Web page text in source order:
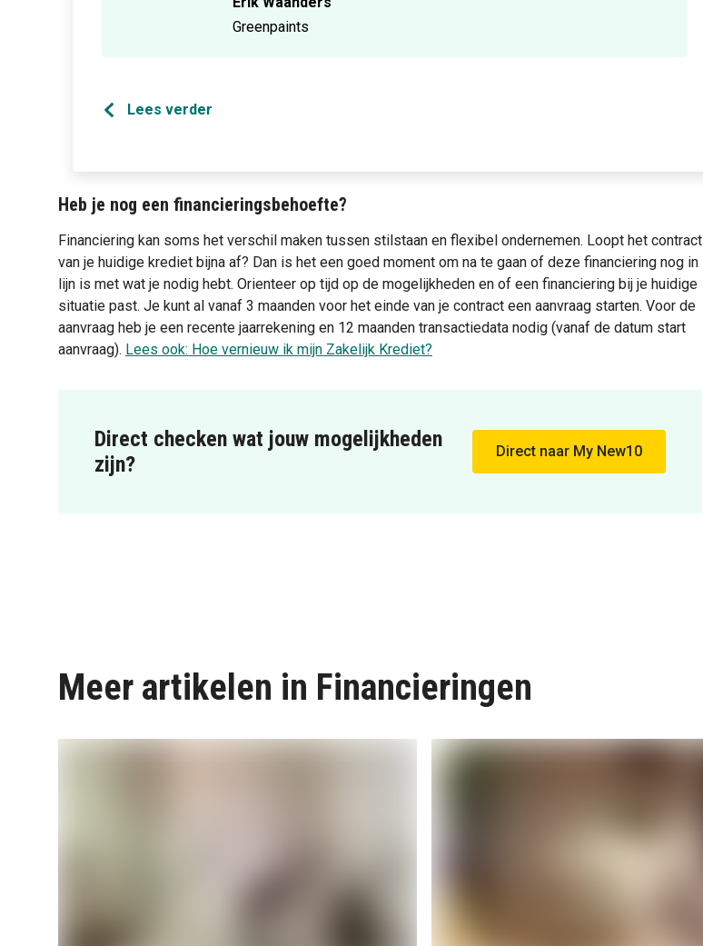
Greenpaints
Lees verder
Heb je nog een financieringsbehoefte?
Financiering kan soms het verschil maken tussen stilstaan en flexibel ondernemen. Loopt het contract
van je huidige krediet bijna af? Dan is het een goed moment om na te gaan of deze financiering nog in
lijn is met wat je nodig hebt. Orienteer op tijd op de mogelijkheden en of een financiering bij je huidige
situatie past. Je kunt al vanaf 3 maanden voor het einde van je contract een aanvraag starten. Voor de
aanvraag heb je een recente jaarrekening en 12 maanden transactiedata nodig (vanaf de datum start
aanvraag). Lees ook: Hoe vernieuw ik mijn Zakelijk Krediet?
Direct checken wat jouw mogelijkheden
zijn?
Direct naar My New10
Meer artikelen in Financieringen